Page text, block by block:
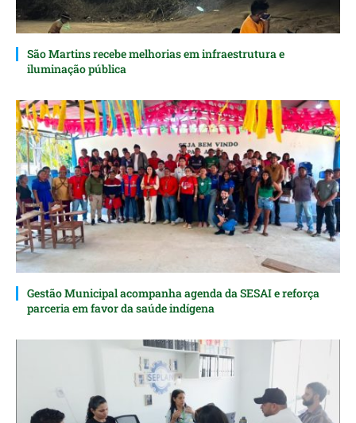
São Martins recebe melhorias em infraestrutura e
iluminação pública
Gestão Municipal acompanha agenda da SESAI e reforça
parceria em favor da saúde indígena